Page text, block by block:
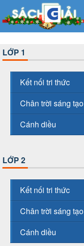
LỚP 1
Kết nối tri thức
Chân trời sáng tạo
Cánh diều
LỚP 2
Kết nối tri thức
Chân trời sáng tạo
Cánh diều